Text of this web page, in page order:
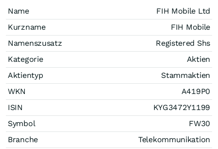
Name
FIH Mobile Ltd
Kurzname
FIH Mobile
Namenszusatz
Registered Shs
Kategorie
Aktien
Aktientyp
Stammaktien
WKN
A419P0
ISIN
KYG3472Y1199
Symbol
FW30
Branche
Telekommunikation